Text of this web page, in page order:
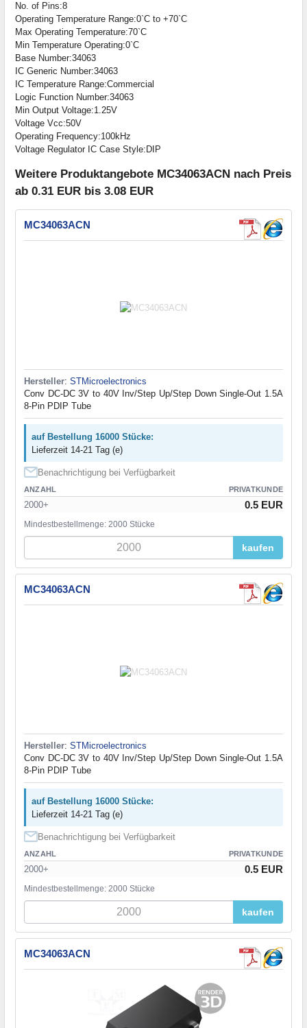
No. of Pins:8
Operating Temperature Range:0`C to +70`C
Max Operating Temperature:70`C
Min Temperature Operating:0`C
Base Number:34063
IC Generic Number:34063
IC Temperature Range:Commercial
Logic Function Number:34063
Min Output Voltage:1.25V
Voltage Vcc:50V
Operating Frequency:100kHz
Voltage Regulator IC Case Style:DIP
Weitere Produktangebote MC34063ACN nach Preis
ab 0.31 EUR bis 3.08 EUR
MC34063ACN
Hersteller: STMicroelectronics
Conv DC-DC 3V to 40V Inv/Step Up/Step Down Single-Out 1.5A
8-Pin PDIP Tube
auf Bestellung 16000 Stücke:
Lieferzeit 14-21 Tag (e)
Benachrichtigung bei Verfügbarkeit
ANZAHL PRIVATKUNDE
2000+ 0.5 EUR
Mindestbestellmenge: 2000 Stücke
kaufen
MC34063ACN
Hersteller: STMicroelectronics
Conv DC-DC 3V to 40V Inv/Step Up/Step Down Single-Out 1.5A
8-Pin PDIP Tube
auf Bestellung 16000 Stücke:
Lieferzeit 14-21 Tag (e)
Benachrichtigung bei Verfügbarkeit
ANZAHL PRIVATKUNDE
2000+ 0.5 EUR
Mindestbestellmenge: 2000 Stücke
kaufen
MC34063ACN